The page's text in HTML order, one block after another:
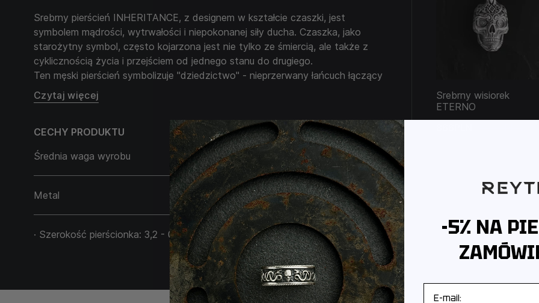
Srebrny pierścień INHERITANCE, z designem w kształcie czaszki, jest
symbolem mądrości, wytrwałości i niepokonanej siły ducha. Czaszka, jako
starożytny symbol, często kojarzona jest nie tylko ze śmiercią, ale także z
cyklicznością życia i przejściem od jednego stanu do drugiego.
Ten męski pierścień symbolizuje "dziedzictwo" - nieprzerwany łańcuch łączący
przeszłość, teraźniejszość i przyszłość, odzwierciedlając naszą więź z
przodkami i historią. Może również symbolizować siłę charakteru i niezłomną
determinację, przypominając, że prawdziwa siła leży w zdolności przetrwania
życiowych prób i przemieniania wyzwań w mądrość.
Czytaj więcej
CECHY PRODUKTU
Średnia waga wyrobu
22,50 g
Metal Srebro 925
· Szerokość pierścionka: 3,2 - 0,3 cm
Srebrny wisiorek
ETERNO
-5% NA